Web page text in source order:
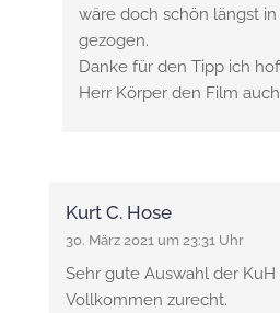
wäre doch schön längst
gezogen.
Danke für den Tipp ich
Herr Körper den Film
Kurt C. Hose
30. März 2021 um 23:31 Uhr
Sehr gute Auswahl der KuH
Vollkommen zurecht.